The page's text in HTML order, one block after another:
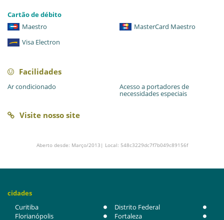
Cartão de débito
Maestro
MasterCard Maestro
Visa Electron
Facilidades
Ar condicionado Acesso a portadores de
necessidades especiais
Visite nosso site
Aberto desde: Março/2013| Local: 548c3229dc7f7b049c89156f
cidades
Curitiba
Distrito Federal
Florianópolis
Fortaleza